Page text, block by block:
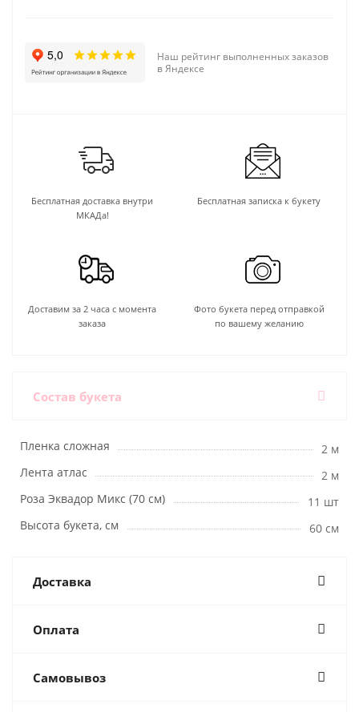
Наш рейтинг выполненных заказов
в Яндексе
Бесплатная доставка внутри
МКАДа!
Бесплатная записка к букету
Доставим за 2 часа с момента
заказа
Фото букета перед отправкой
по вашему желанию
Состав букета
Пленка сложная
2 м
Лента атлас
2 м
Роза Эквадор Микс (70 см)
11 шт
Высота букета, см
60 см
Доставка
Оплата
Самовывоз